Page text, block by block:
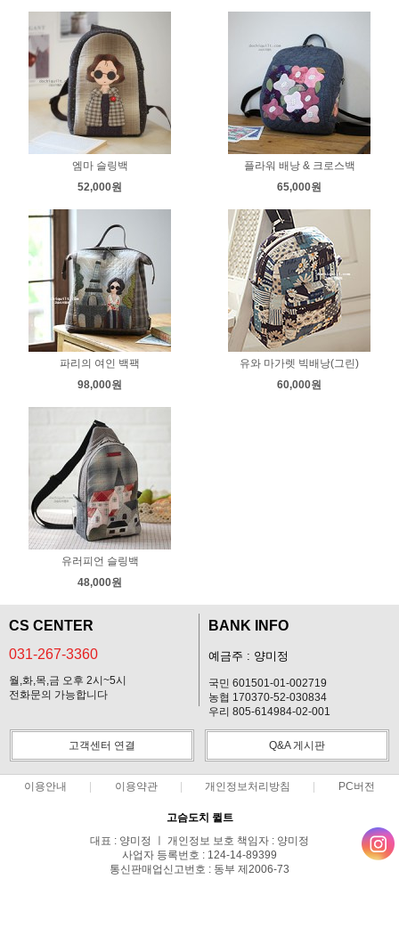
엠마 슬링백
52,000원
플라워 배낭 & 크로스백
65,000원
파리의 여인 백팩
98,000원
유와 마가렛 빅배낭(그린)
60,000원
유러피언 슬링백
48,000원
CS CENTER
031-267-3360
월,화,목,금 오후 2시~5시
전화문의 가능합니다
BANK INFO
예금주 : 양미정
국민 601501-01-002719
농협 170370-52-030834
우리 805-614984-02-001
고객센터 연결 Q&A 게시판
이용안내 이용약관 개인정보처리방침 PC버전
고슴도치 퀼트
대표 : 양미정 ㅣ 개인정보 보호 책임자 : 양미정
사업자 등록번호 : 124-14-89399
통신판매업신고번호 : 동부 제2006-73